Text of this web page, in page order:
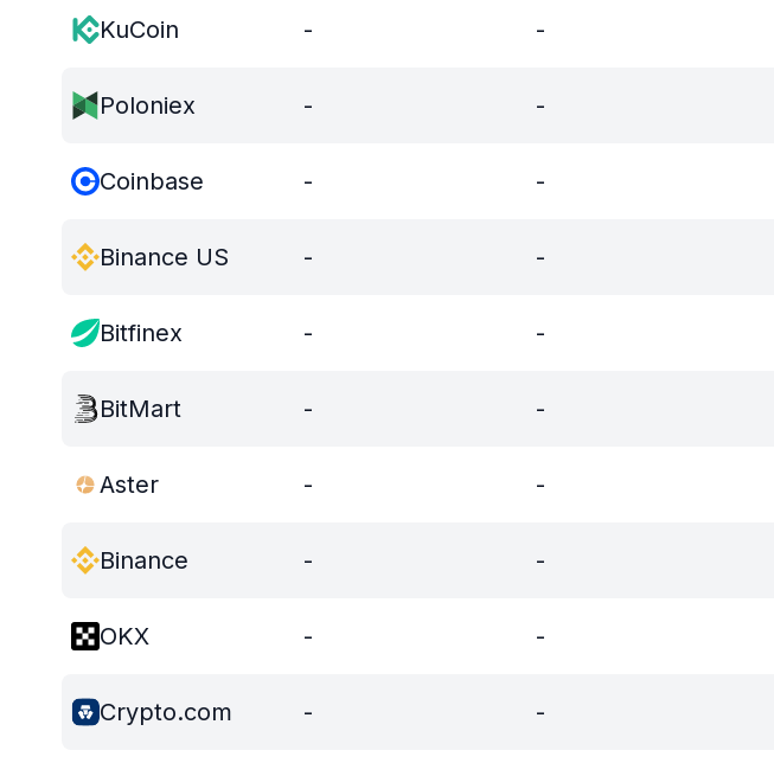
KuCoin - -
Poloniex - -
Coinbase - -
Binance US - -
Bitfinex - -
BitMart - -
Aster - -
Binance - -
OKX - -
Crypto.com - -